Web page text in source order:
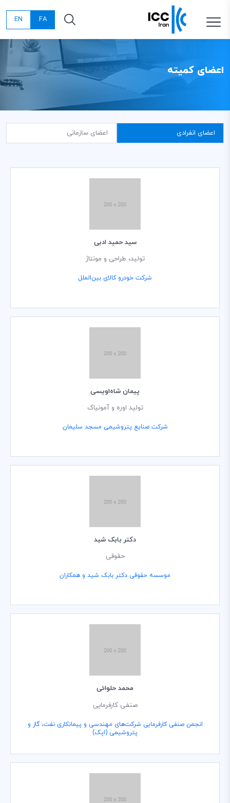
FA
EN
اعضای کمیته
اعضای انفرادی اعضای سازمانی
سید حمید ادبی
تولید، طراحی و مونتاژ
شرکت خودرو کالای بین‌الملل
پیمان شاه‌اویسی
تولید اوره و آمونیاک
شرکت صنایع پتروشیمی مسجد سلیمان
دکتر بابک شید
حقوقی
موسسه حقوقی دکتر بابک شید و همکاران
محمد حلوائی
صنفی کارفرمایی
انجمن صنفی کارفرمایی شرکت‌های مهندسی و پیمانکاری نفت، گاز و
پتروشیمی (اپک)